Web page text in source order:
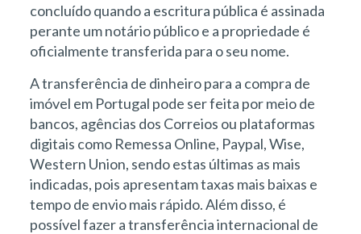
concluído quando a escritura pública é assinada
perante um notário público e a propriedade é
oficialmente transferida para o seu nome.
A transferência de dinheiro para a compra de
imóvel em Portugal pode ser feita por meio de
bancos, agências dos Correios ou plataformas
digitais como Remessa Online, Paypal, Wise,
Western Union, sendo estas últimas as mais
indicadas, pois apresentam taxas mais baixas e
tempo de envio mais rápido. Além disso, é
possível fazer a transferência internacional de